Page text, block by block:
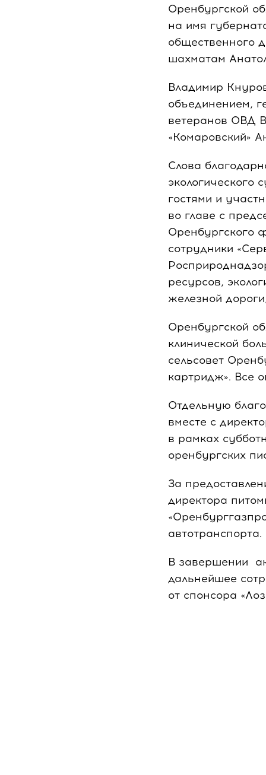
Оренбургской
на имя
общественного
шахматам
Владимир
объединением,
ветеранов ОВД
«Комаровский»
Слова
экологического
гостями и
во главе с
Оренбургского
сотрудники
ресурсов,
железной
Оренбургской
клинической
сельсовет
картридж». Все
Отдельную
вместе с
в рамках
оренбургских
За
директора
автотранспорта.
В завершении
дальнейшее
от спонсора